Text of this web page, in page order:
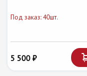
Под заказ: 40шт.
5 500 ₽